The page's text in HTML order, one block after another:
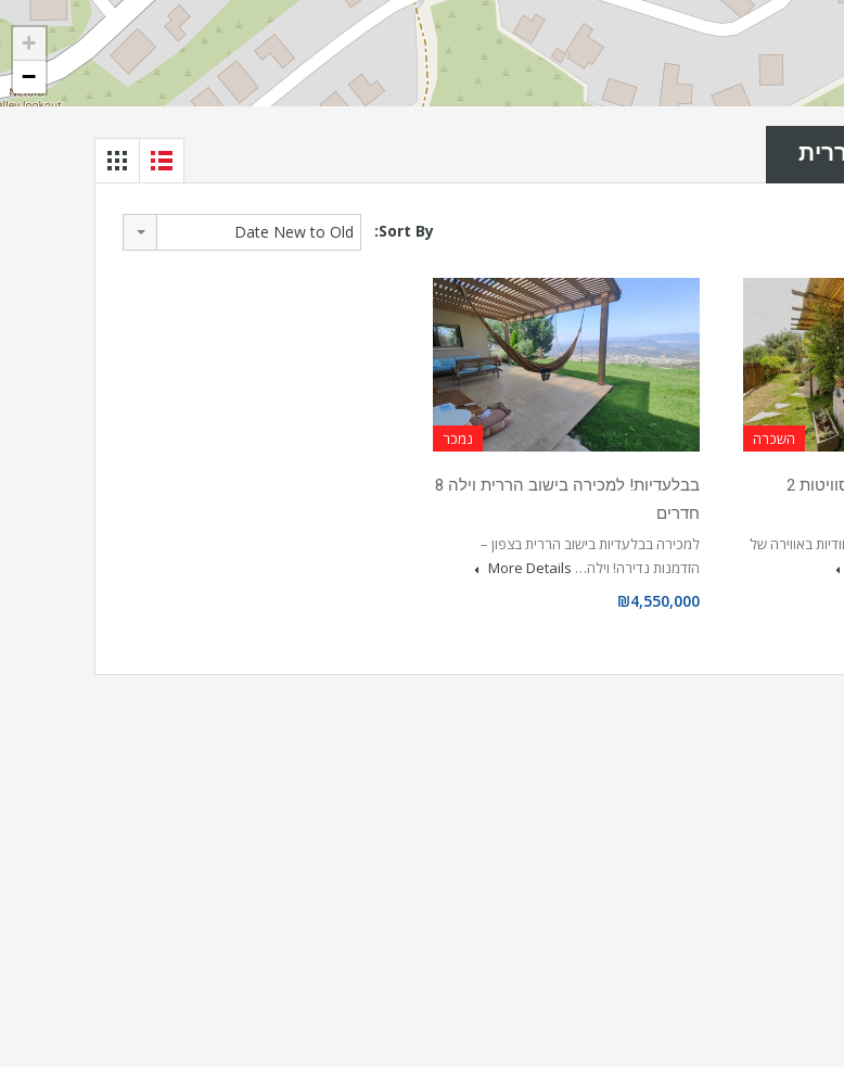
+
−
Sort By:
Date New to Old
השכרה
להשכרה ביישוב הררית סוויטות 2
באווירה של
נמכר
בבלעדיות! למכירה בישוב הררית וילה 8
חדרים
למכירה בבלעדיות בישוב הררית בצפון –
הזדמנות נדירה! וילה… More Details
₪4,550,000